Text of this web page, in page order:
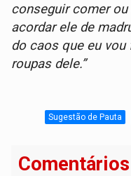
conseguir comer
acordar ele de
do caos que eu vou
roupas dele.”
Sugestão de Pauta
Comentários